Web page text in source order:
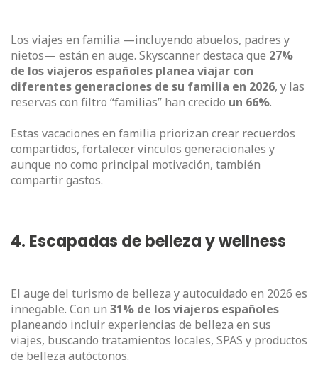
Los viajes en familia —incluyendo abuelos, padres y
nietos— están en auge. Skyscanner destaca que 27%
de los viajeros españoles planea viajar con
diferentes generaciones de su familia en 2026, y las
reservas con filtro “familias” han crecido un 66%.
Estas vacaciones en familia priorizan crear recuerdos
compartidos, fortalecer vínculos generacionales y
aunque no como principal motivación, también
compartir gastos.
4. Escapadas de belleza y wellness
El auge del turismo de belleza y autocuidado en 2026 es
innegable. Con un 31% de los viajeros españoles
planeando incluir experiencias de belleza en sus
viajes, buscando tratamientos locales, SPAS y productos
de belleza autóctonos.